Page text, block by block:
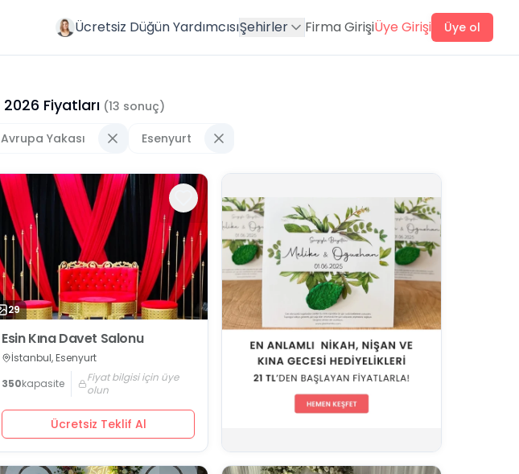
Ücretsiz Düğün YardımcısıŞehirler Firma GirişiÜye Girişi Üye ol
2026 Fiyatları (13 sonuç)
Avrupa Yakası Esenyurt
29
Esin Kına Davet Salonu
İstanbul, Esenyurt
350kapasite
Fiyat bilgisi için üye
olun
Ücretsiz Teklif Al